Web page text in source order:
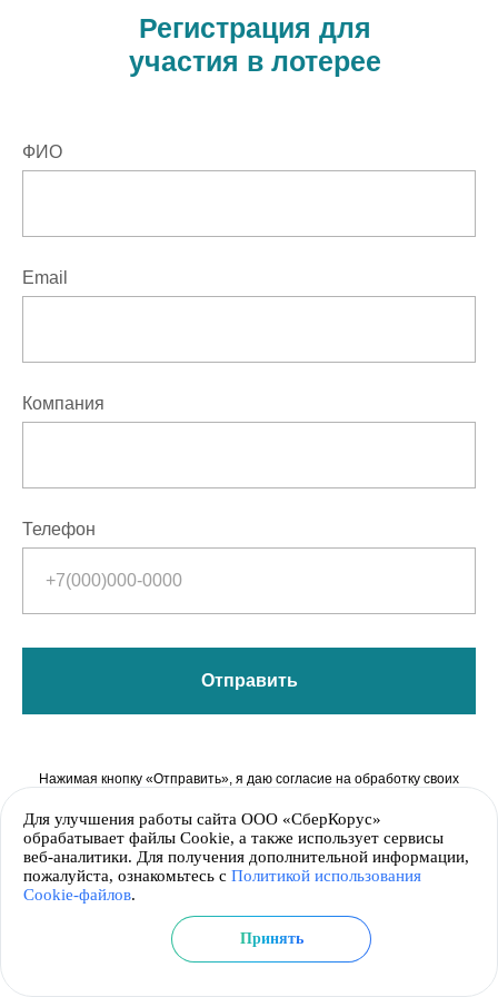
Регистрация для
участия в лотерее
ФИО
Email
Компания
Телефон
Отправить
Нажимая кнопку «Отправить», я даю согласие на обработку своих
Для улучшения работы сайта ООО «СберКорус»
обрабатывает файлы Cookie, а также использует сервисы
веб-аналитики. Для получения дополнительной информации,
пожалуйста, ознакомьтесь с Политикой использования
Cookie-файлов.
Принять